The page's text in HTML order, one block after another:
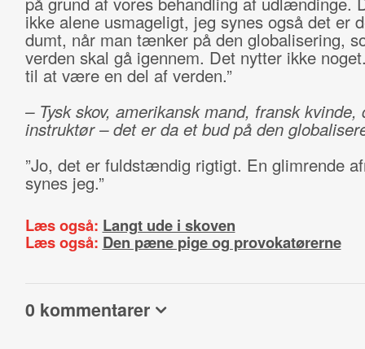
ikke alene usmageligt, jeg synes også det er
dumt, når man tænker på den globalisering,
verden skal gå igennem. Det nytter ikke
til at være en del af verden.”
– Tysk skov, amerikansk mand, fransk kvinde,
instruktør – det er da et bud på den
”Jo, det er fuldstændig rigtigt. En glimrende
synes jeg.”
Læs også: Langt ude i skoven
Læs også: Den pæne pige og provokatørerne
0 kommentarer